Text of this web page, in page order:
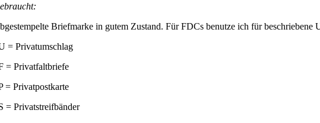
Briefmarke in gutem Zustand. Für FDCs benutze ich für beschriebene
= Privatumschlag
= Privatfaltbriefe
= Privatpostkarte
= Privatstreifbänder